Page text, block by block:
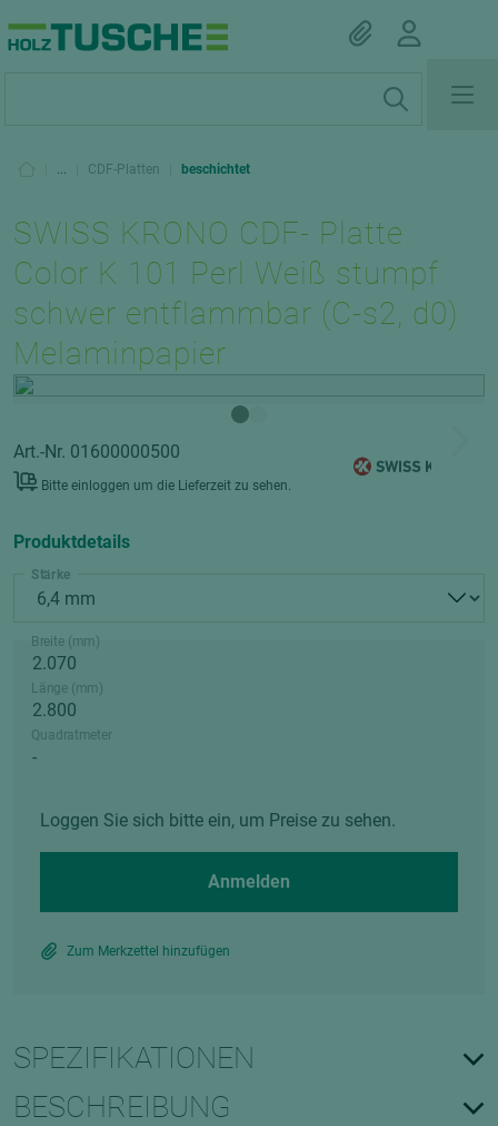
... CDF-Platten beschichtet
SWISS KRONO CDF- Platte
Color K 101 Perl Weiß stumpf
schwer entflammbar (C-s2, d0)
Melaminpapier
Art.-Nr. 01600000500
Bitte einloggen um die Lieferzeit zu sehen.
Produktdetails
Stärke
Breite (mm)
Länge (mm)
Quadratmeter
Loggen Sie sich bitte ein, um Preise zu sehen.
Anmelden
Zum Merkzettel hinzufügen
SPEZIFIKATIONEN
BESCHREIBUNG